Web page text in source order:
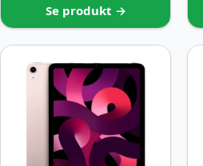
Se produkt →